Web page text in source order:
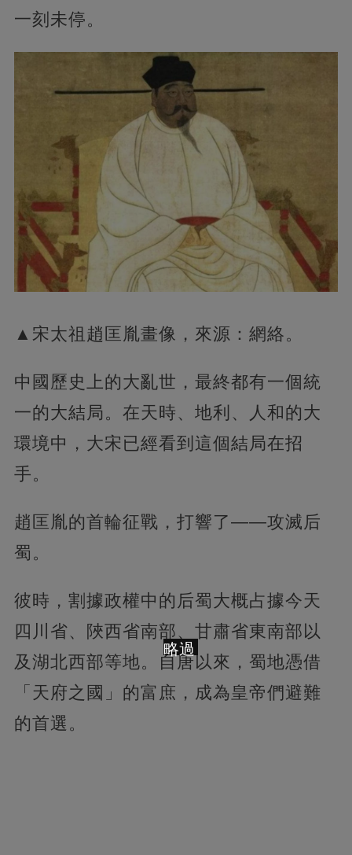
一刻未停。
▲宋太祖趙匡胤畫像，來源：網絡。
中國歷史上的大亂世，最終都有一個統
一的大結局。在天時、地利、人和的大
環境中，大宋已經看到這個結局在招
手。
趙匡胤的首輪征戰，打響了——攻滅后
蜀。
彼時，割據政權中的后蜀大概占據今天
四川省、陜西省南部、甘肅省東南部以
及湖北西部等地。自唐以來，蜀地憑借
「天府之國」的富庶，成為皇帝們避難
的首選。
略過